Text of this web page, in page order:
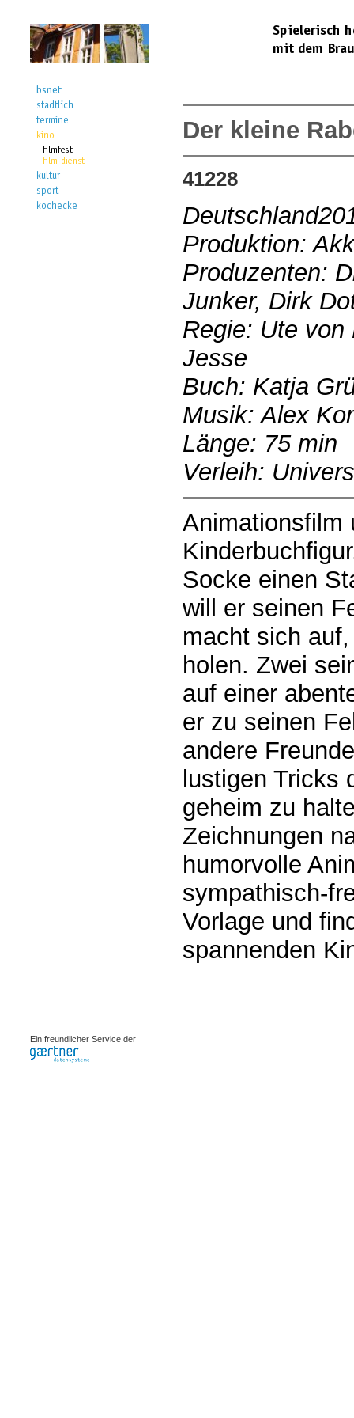
Der kleine
41228
Produktion:
Produzenten:
Junker, Dirk
Regie: Ute von
Jesse
Buch: Katja
Musik: Alex
Länge: 75 min
Verleih:
Animationsfilm
Socke einen
will er seinen
macht sich
holen. Zwei
auf einer
er zu seinen
andere
lustigen Tricks
geheim zu
Zeichnungen
humorvolle
sympathisch-
Vorlage und
spannenden
Ein freundlicher Service der